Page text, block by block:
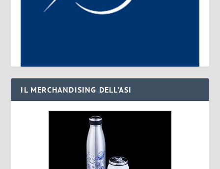
IL MERCHANDISING DELL’ASI